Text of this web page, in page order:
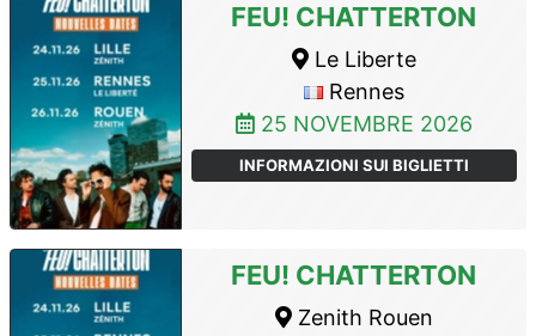
FEU! CHATTERTON
Le Liberte
Rennes
25 NOVEMBRE 2026
INFORMAZIONI SUI BIGLIETTI
FEU! CHATTERTON
Zenith Rouen